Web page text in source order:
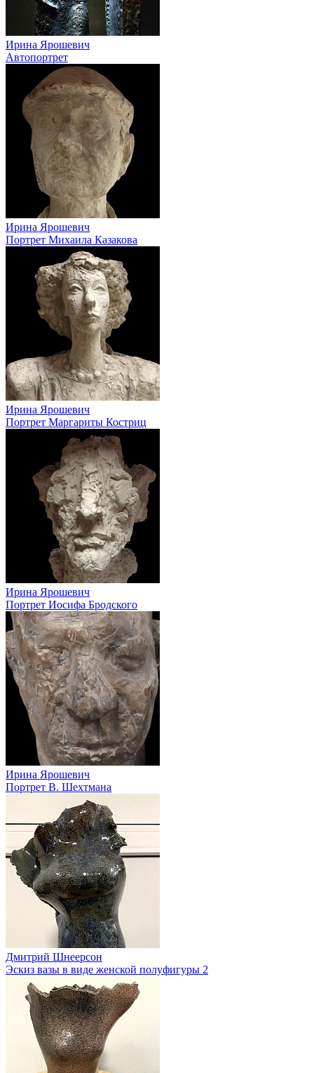
Ирина Ярошевич
Автопортрет
Ирина Ярошевич
Портрет Михаила Казакова
Ирина Ярошевич
Портрет Маргариты Костриц
Ирина Ярошевич
Портрет Иосифа Бродского
Ирина Ярошевич
Портрет В. Шехтмана
Дмитрий Шнеерсон
Эскиз вазы в виде женской полуфигуры 2